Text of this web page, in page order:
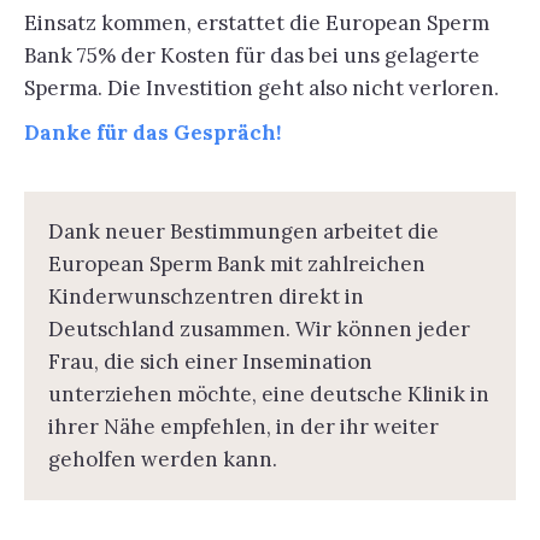
Einsatz kommen, erstattet die European Sperm
Bank 75% der Kosten für das bei uns gelagerte
Sperma. Die Investition geht also nicht verloren.
Danke für das Gespräch!
Dank neuer Bestimmungen arbeitet die
European Sperm Bank mit zahlreichen
Kinderwunschzentren direkt in
Deutschland zusammen. Wir können jeder
Frau, die sich einer Insemination
unterziehen möchte, eine deutsche Klinik in
ihrer Nähe empfehlen, in der ihr weiter
geholfen werden kann.